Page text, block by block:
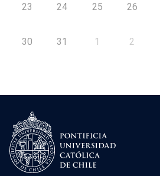
23 24 25 26
30 31 1 2